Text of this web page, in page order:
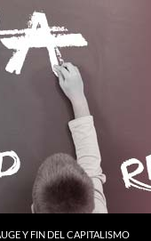
Y FIN DEL CAPITALISMO